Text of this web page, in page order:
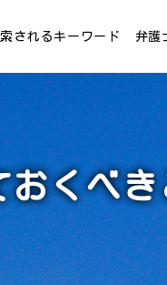
されるキーワード 弁護
おくべ